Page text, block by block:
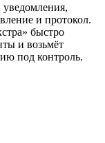
уведомления,
и протокол.
быстро
и возьмёт
под контроль.